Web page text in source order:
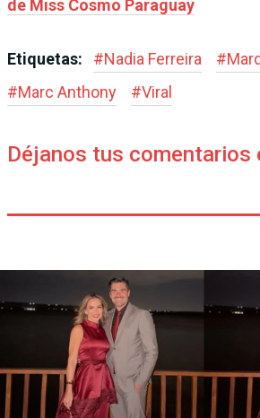
de Miss Cosmo Paraguay
Etiquetas: #Nadia Ferreira #
#Marc Anthony #Viral
Déjanos tus comentarios